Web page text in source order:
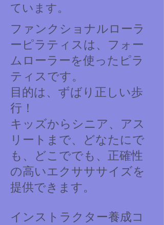
ています。
ファンクショナルローラ
ーピラティスは、フォー
ムローラーを使ったピラ
ティスです。
目的は、ずばり正しい歩
行！
キッズからシニア、アス
リートまで、どなたにで
も、どこででも、正確性
の高いエクサササイズを
提供できます。
インストラクター養成コ